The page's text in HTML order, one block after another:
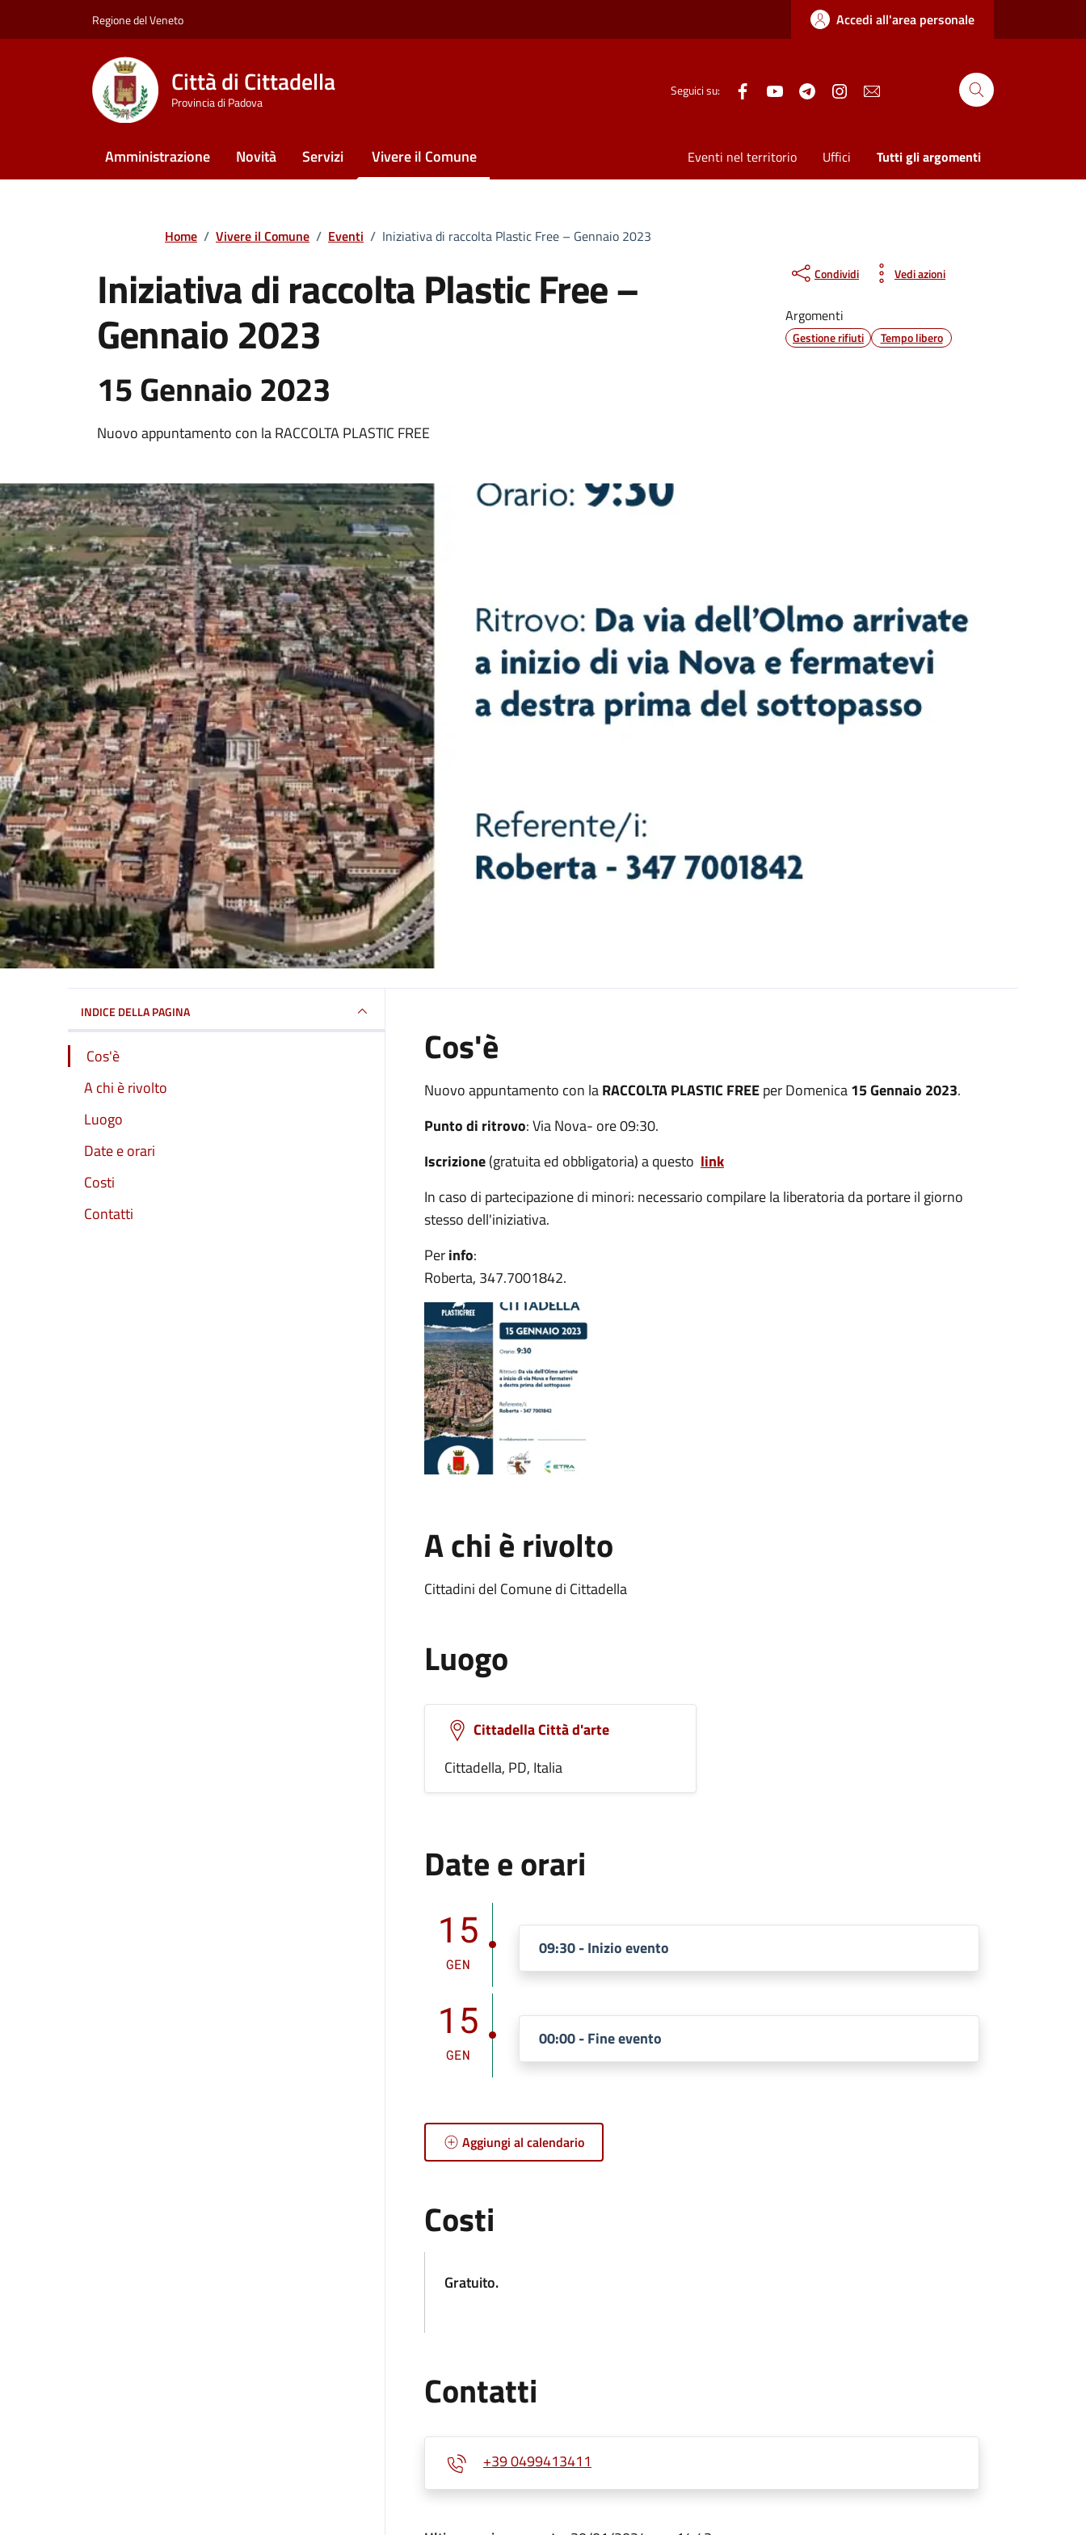
Regione del Veneto Accedi all'area personale
Città di Cittadella
Provincia di Padova
Seguici su: FacebookYoutubeTelegramInstagram
Amministrazione Novità Servizi Vivere il Comune Eventi nel territorio Uffici Tutti gli argomenti
Home / Vivere il Comune / Eventi / Iniziativa di raccolta Plastic Free – Gennaio 2023
Iniziativa di raccolta Plastic Free –
Gennaio 2023
15 Gennaio 2023
Nuovo appuntamento con la RACCOLTA PLASTIC FREE
Condividi Vedi azioni
Argomenti
Gestione rifiuti Tempo libero
INDICE DELLA PAGINA
Cos'è
A chi è rivolto
Luogo
Date e orari
Costi
Contatti
Cos'è
Nuovo appuntamento con laRACCOLTA PLASTIC FREEper Domenica15 Gennaio 2023.
Punto di ritrovo: Via Nova- ore 09:30.
Iscrizione(gratuita ed obbligatoria) a questo link
In caso di partecipazione di minori: necessario compilare la liberatoria da portare il giorno
stesso dell'iniziativa.
Perinfo:
Roberta, 347.7001842.
A chi è rivolto
Cittadini del Comune di Cittadella
Luogo
Cittadella Città d'arte
Cittadella, PD, Italia
Date e orari
15
GEN
09:30 - Inizio evento
15
GEN
00:00 - Fine evento
Aggiungi al calendario
Costi
Gratuito.
Contatti
+39 0499413411